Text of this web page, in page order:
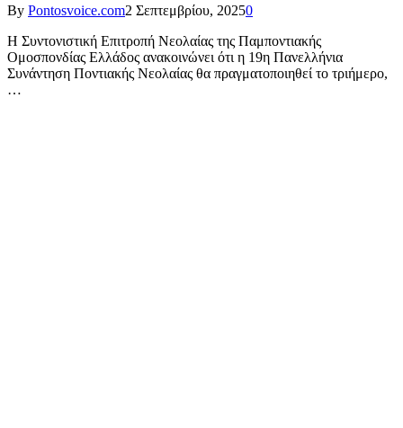
By Pontosvoice.com2 Σεπτεμβρίου, 20250
Η Συντονιστική Επιτροπή Νεολαίας της Παμποντιακής
Ομοσπονδίας Ελλάδος ανακοινώνει ότι η 19η Πανελλήνια
Συνάντηση Ποντιακής Νεολαίας θα πραγματοποιηθεί το τριήμερο,
…